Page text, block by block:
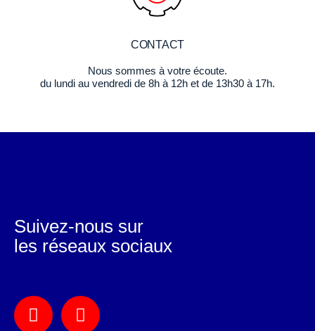
CONTACT
Nous sommes à votre écoute.
du lundi au vendredi de 8h à 12h et de 13h30 à 17h.
Suivez-nous sur
les réseaux sociaux